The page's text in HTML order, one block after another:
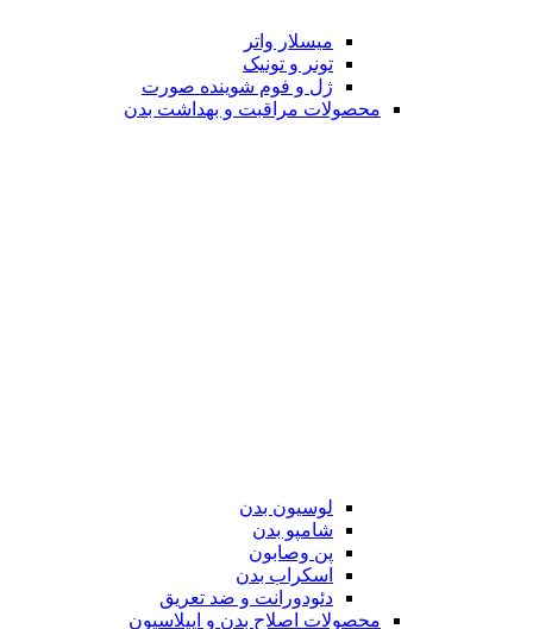
میسلار واتر
تونر و تونیک
ژل و فوم شوینده صورت
محصولات مراقبت و بهداشت بدن
لوسیون بدن
شامپو بدن
پن وصابون
اسکراب بدن
دئودورانت و ضد تعریق
محصولات اصلاح بدن و اپیلاسیون